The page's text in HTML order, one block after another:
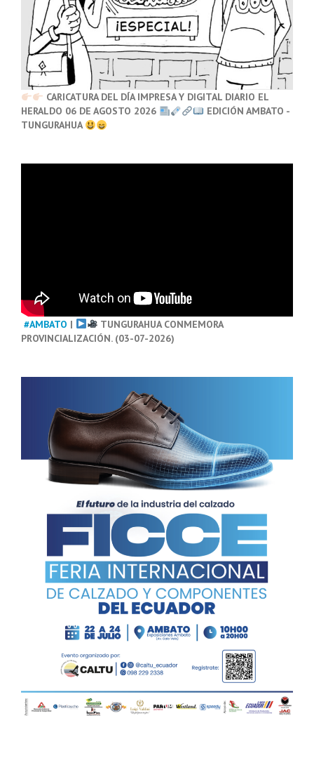
CARICATURA DEL DÍA IMPRESA Y DIGITAL DIARIO EL
HERALDO 06 DE AGOSTO 2026
EDICIÓN AMBATO -
TUNGURAHUA
#AMBATO |
TUNGURAHUA CONMEMORA
PROVINCIALIZACIÓN. (03-07-2026)